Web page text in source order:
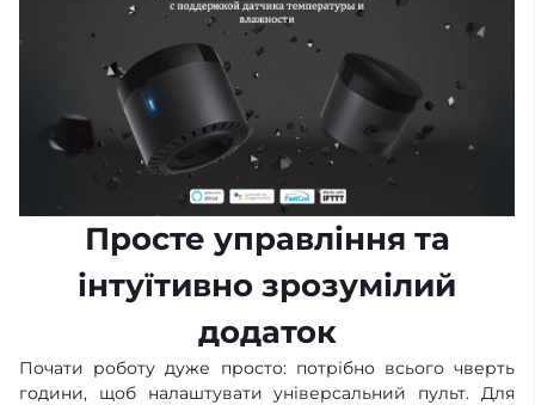
Просте управління та
інтуїтивно зрозумілий
додаток
Почати роботу дуже просто: потрібно всього чверть
години, щоб налаштувати універсальний пульт. Для